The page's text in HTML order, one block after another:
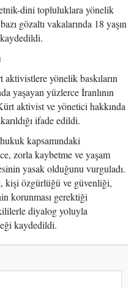
dini topluluklara yönelik
gözaltı vakalarında 18 yaşın
aktivistlere yönelik baskıların
yaşayan yüzlerce İranlının
aktivist ve yönetici hakkında
ifade edildi.
kapsamındaki
zorla kaybetme ve yaşam
yasak olduğunu vurguladı.
kişi özgürlüğü ve güvenliği,
korunması gerektiği
diyalog yoluyla
kaydedildi.